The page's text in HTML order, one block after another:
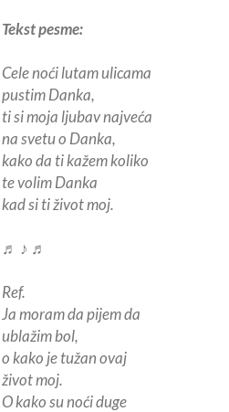
Tekst pesme:
Cele noći lutam ulicama
pustim Danka,
ti si moja ljubav najveća
na svetu o Danka,
kako da ti kažem koliko
te volim Danka
kad si ti život moj.
♬ ♪ ♬
Ref.
Ja moram da pijem da
ublažim bol,
o kako je tužan ovaj
život moj.
O kako su noći duge